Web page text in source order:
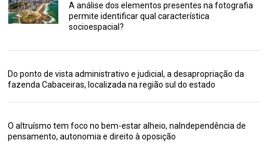
A análise dos elementos presentes na fotografia
permite identificar qual característica
socioespacial?
Do ponto de vista administrativo e judicial, a desapropriação da
fazenda Cabaceiras, localizada na região sul do estado
O altruísmo tem foco no bem-estar alheio, naIndependência de
pensamento, autonomia e direito à oposição